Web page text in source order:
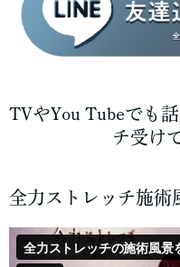
TVやYou Tubeでも
チ受け
全力ストレッチ施術